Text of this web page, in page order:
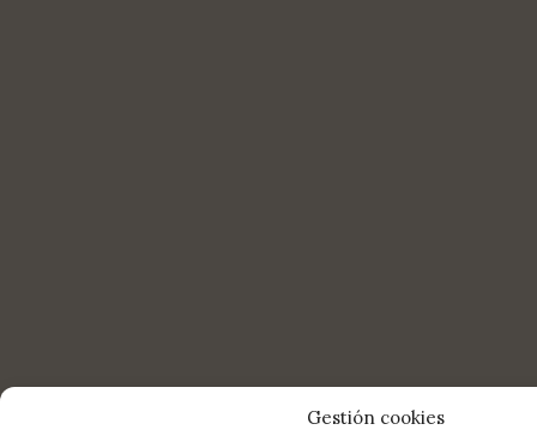
Gestión cookies